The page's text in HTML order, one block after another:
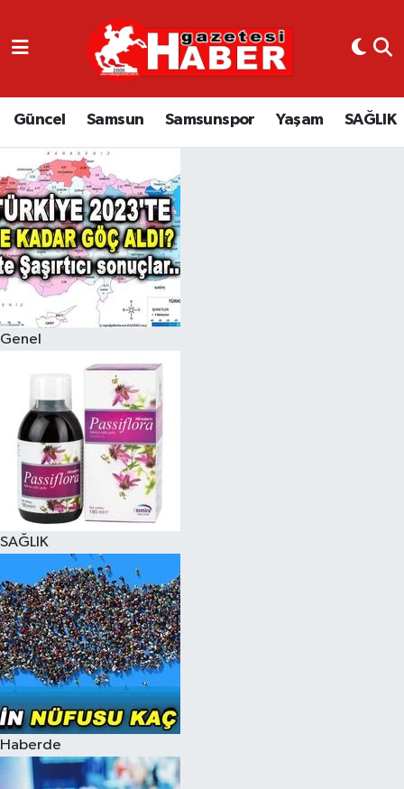
Güncel Samsun Samsunspor Yaşam SAĞLIK
Genel
SAĞLIK
Haberde
GÜNCEL
SAMSUN
SAMSUNSPOR
EKONOMİ
YAŞAM